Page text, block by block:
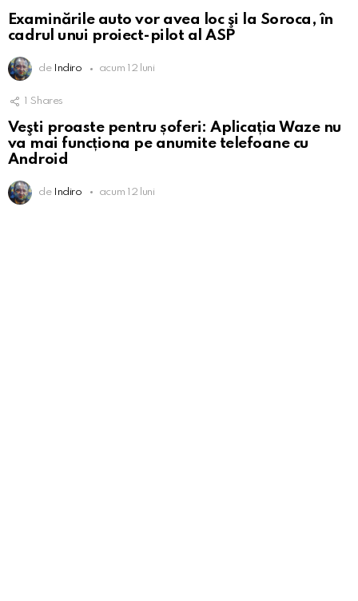
Examinările auto vor avea loc şi la Soroca, în
cadrul unui proiect-pilot al ASP
de Indiro acum 12 luni
Shares
Veşti proaste pentru șoferi: Aplicația Waze nu
va mai funcționa pe anumite telefoane cu
Android
de Indiro acum 12 luni